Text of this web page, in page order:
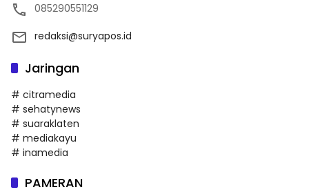
085290551129
redaksi@suryapos.id
Jaringan
# citramedia
# sehatynews
# suaraklaten
# mediakayu
# inamedia
PAMERAN